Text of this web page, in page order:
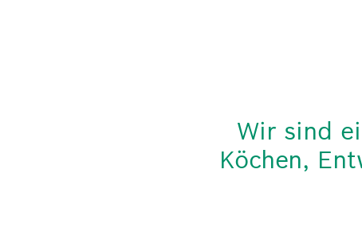
Wir sind
Köchen,